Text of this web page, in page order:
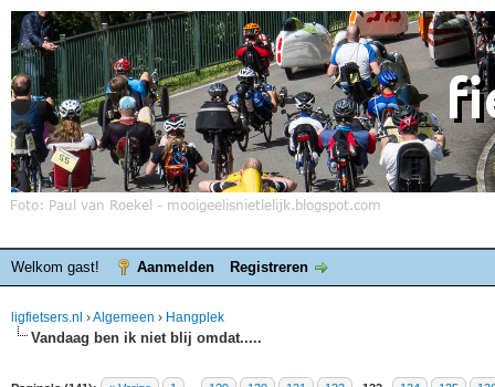
Welkom gast! Aanmelden Registreren
ligfietsers.nl ›Algemeen › Hangplek
Vandaag ben ik niet blij omdat.....
waardering is 4.4